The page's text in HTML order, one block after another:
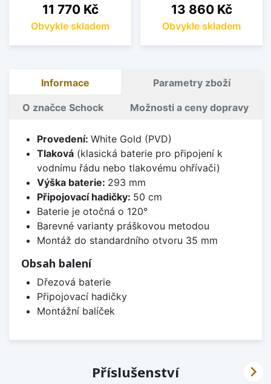
Cena
11 770 Kč
Obvykle skladem
Cena
13 860 Kč
Obvykle skladem
Informace Parametry zboží
O značce Schock Možnosti a ceny dopravy
Provedení: White Gold (PVD)
Tlaková(klasická baterie pro připojení k
vodnímu řádu nebo tlakovému ohřívači)
Výška baterie: 293 mm
Připojovací hadičky: 50 cm
Baterie je otočná o 120°
Barevné varianty práškovou metodou
Montáž do standardního otvoru 35 mm
Obsah balení
Dřezová baterie
Připojovací hadičky
Montážní balíček
Příslušenství 